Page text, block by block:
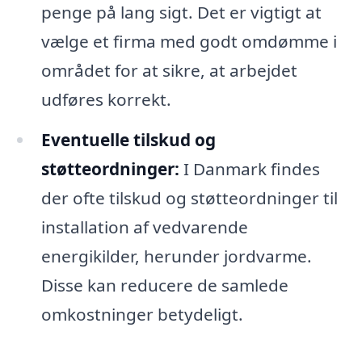
penge på lang sigt. Det er vigtigt at
vælge et firma med godt omdømme i
området for at sikre, at arbejdet
udføres korrekt.
Eventuelle tilskud og
støtteordninger: I Danmark findes
der ofte tilskud og støtteordninger til
installation af vedvarende
energikilder, herunder jordvarme.
Disse kan reducere de samlede
omkostninger betydeligt.